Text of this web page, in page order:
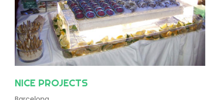
NICE PROJECTS